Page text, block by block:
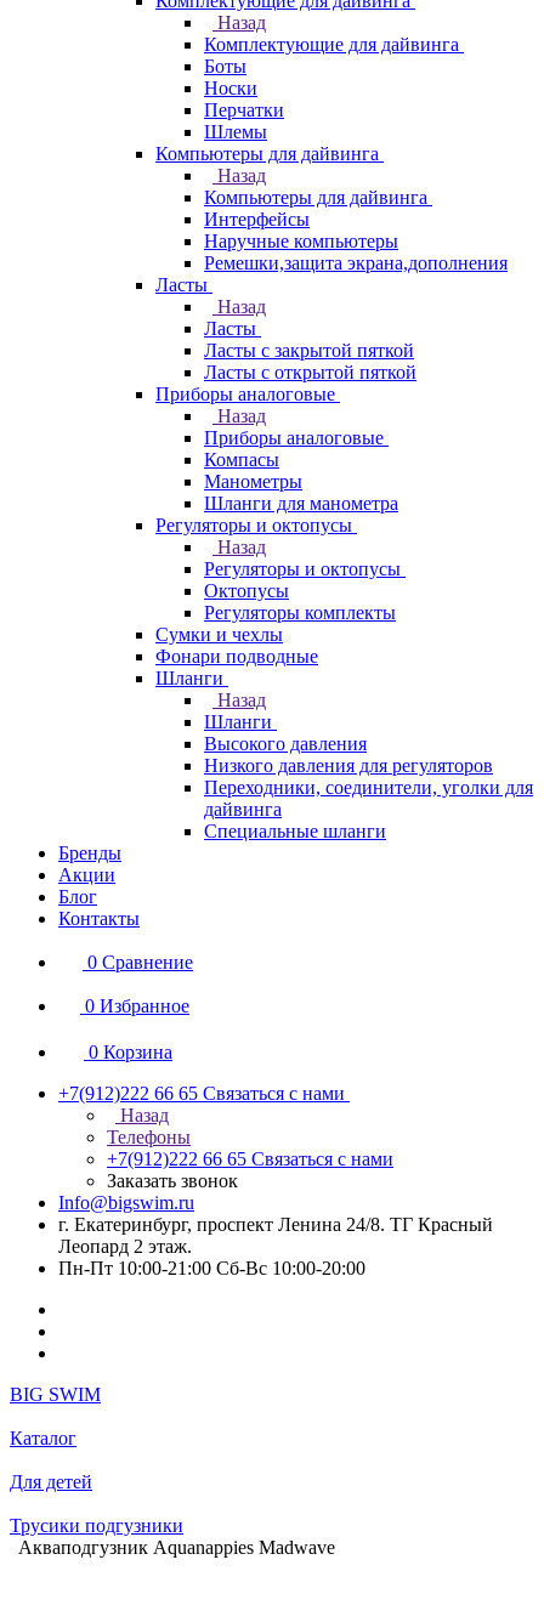
Назад
Комплектующие для дайвинга
Боты
Носки
Перчатки
Шлемы
Компьютеры для дайвинга
Назад
Компьютеры для дайвинга
Интерфейсы
Наручные компьютеры
Ремешки,защита экрана,дополнения
Ласты
Назад
Ласты
Ласты с закрытой пяткой
Ласты с открытой пяткой
Приборы аналоговые
Назад
Приборы аналоговые
Компасы
Манометры
Шланги для манометра
Регуляторы и октопусы
Назад
Регуляторы и октопусы
Октопусы
Регуляторы комплекты
Сумки и чехлы
Фонари подводные
Шланги
Назад
Шланги
Высокого давления
Низкого давления для регуляторов
Переходники, соединители, уголки для
дайвинга
Специальные шланги
Бренды
Акции
Блог
Контакты
0 Сравнение
0 Избранное
0 Корзина
+7(912)222 66 65 Связаться с нами
Назад
Телефоны
+7(912)222 66 65 Связаться с нами
Заказать звонок
Info@bigswim.ru
г. Екатеринбург, проспект Ленина 24/8. ТГ Красный
Леопард 2 этаж.
Пн-Пт 10:00-21:00 Сб-Вс 10:00-20:00
BIG SWIM
Каталог
Для детей
Трусики подгузники
Акваподгузник Aquanappies Madwave